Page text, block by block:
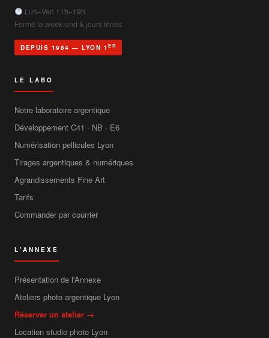
Lun–Ven 11h–19h
Fermé le week-end & jours fériés
DEPUIS 1984 — LYON 1 ER
LE LABO
Notre laboratoire argentique
Développement C41 · NB · E6
Numérisation pellicules Lyon
Tirages argentiques & numériques
Agrandissements Fine Art
Tarifs
Commander par courrier
L'ANNEXE
Présentation de l'Annexe
Ateliers photo argentique Lyon
Réserver un atelier →
Location studio photo Lyon